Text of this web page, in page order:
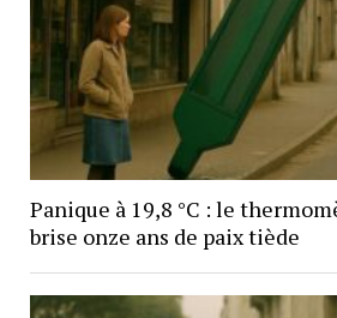
Panique à 19,8 °C : le
brise onze ans de paix tiède